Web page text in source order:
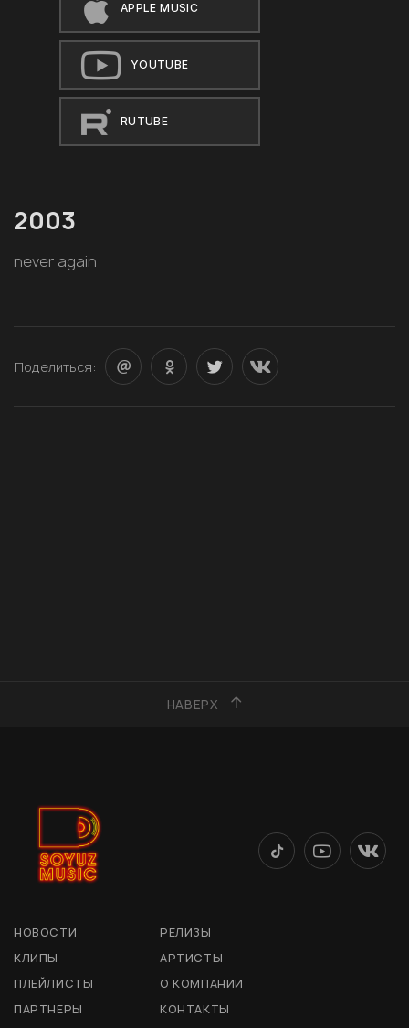
APPLE MUSIC
YOUTUBE
RUTUBE
2003
never again
Поделиться:
НАВЕРХ
НОВОСТИ
РЕЛИЗЫ
КЛИПЫ
АРТИСТЫ
ПЛЕЙЛИСТЫ
О КОМПАНИИ
ПАРТНЕРЫ
КОНТАКТЫ